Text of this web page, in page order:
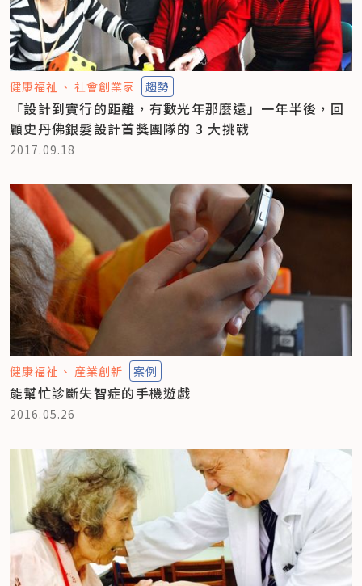
健康福祉 社會創業家 趨勢
「設計到實行的距離，有數光年那麼遠」一年半後，回
顧史丹佛銀髮設計首獎團隊的 3 大挑戰
2017.09.18
健康福祉 產業創新 案例
能幫忙診斷失智症的手機遊戲
2016.05.26